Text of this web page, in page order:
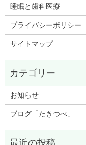
睡眠と歯科医療
プライバシーポリシー
サイトマップ
お知らせ
ブログ「たきつべ」